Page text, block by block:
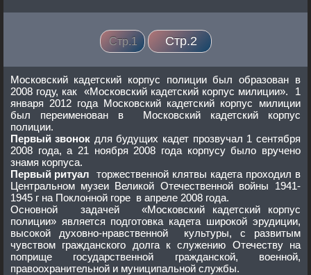
Стр.1 Стр.2
Московский кадетский корпус полиции был образован в
2008 году, как «Московский кадетский корпус милиции». 1
января 2012 года Московский кадетский корпус милиции
был переименован в Московский кадетский корпус
полиции.
Первый звонок для будущих кадет прозвучал 1 сентября
2008 года, а 21 ноября 2008 года корпусу было вручено
знамя корпуса.
Первый ритуал
торжественной клятвы кадета проходил в
Центральном музеи Великой Отечественной войны 1941-
1945 г на Поклонной горе в апреле 2008 года.
Основной задачей «Московский кадетский корпус
полиции» является подготовка кадета широкой эрудиции,
высокой духовно-нравственной культуры, с развитым
чувством гражданского долга к служению Отечеству на
поприще государственной гражданской, военной,
правоохранительной и муниципальной службы.